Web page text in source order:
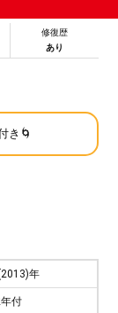
修復歴
あり
き🌀
年
付